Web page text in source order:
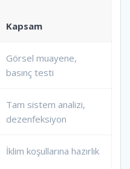
Kapsam
Görsel muayene,
basınç testi
Tam sistem analizi,
dezenfeksiyon
İklim koşullarına hazırlık